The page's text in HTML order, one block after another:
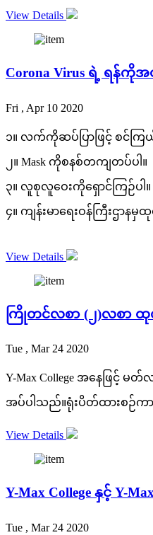
View Details
Corona Virus ရဲ့ ရန်
Fri , Apr 10 2020
၁။ လက်ကိုဆပ်ပြာဖြင့် စင်ကြယ်
၂။ Mask ကိုစနစ်တကျတပ်ပါ။
၃။ လူစုလူဝေးကိုရှောင်ကြဉ်ပါ။
၄။ ကျန်းမာရေးဝန်ကြီးဌာနမှ
View Details
ကြိုတင်လစာ (၂)လစာ ထုတ်
Tue , Mar 24 2020
Y-Max College အနေဖြင့်
အပ်ပါသည်။ရုံးပိတ်ထားစဉ်က
View Details
Y-Max College နှင့် Y-
Tue , Mar 24 2020